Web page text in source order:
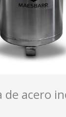
de acero